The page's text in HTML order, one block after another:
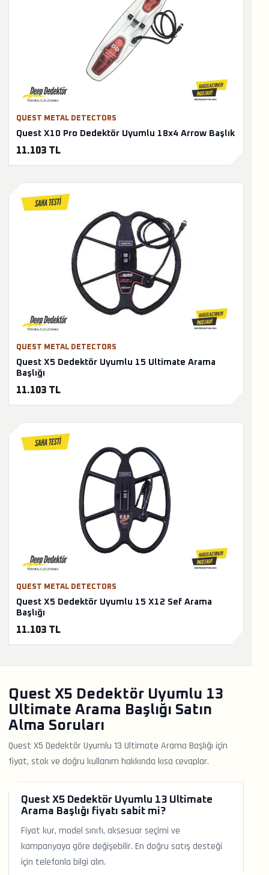
QUEST METAL DETECTORS
Quest X10 Pro Dedektör Uyumlu 18x4 Arrow Başlık
11.103 TL
QUEST METAL DETECTORS
Quest X5 Dedektör Uyumlu 15 Ultimate Arama
Başlığı
11.103 TL
QUEST METAL DETECTORS
Quest X5 Dedektör Uyumlu 15 X12 Sef Arama
Başlığı
11.103 TL
Quest X5 Dedektör Uyumlu 13
Ultimate Arama Başlığı Satın
Alma Soruları
Quest X5 Dedektör Uyumlu 13 Ultimate Arama Başlığı için
fiyat, stok ve doğru kullanım hakkında kısa cevaplar.
Quest X5 Dedektör Uyumlu 13 Ultimate
Arama Başlığı fiyatı sabit mi?
Fiyat kur, model sınıfı, aksesuar seçimi ve
kampanyaya göre değişebilir. En doğru satış desteği
için telefonla bilgi alın.